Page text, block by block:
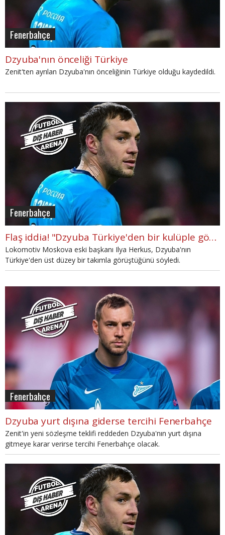
Fenerbahçe
Dzyuba'nın önceliği Türkiye
Zenit'ten ayrılan Dzyuba'nın önceliğinin Türkiye olduğu kaydedildi.
Fenerbahçe
Flaş iddia! "Dzyuba Türkiye'den bir kulüple görüşüyor"
Lokomotiv Moskova eski başkanı Ilya Herkus, Dzyuba'nın
Türkiye'den üst düzey bir takımla görüştüğünü söyledi.
Fenerbahçe
Dzyuba yurt dışına giderse tercihi Fenerbahçe
Zenit'in yeni sözleşme teklifi reddeden Dzyuba'nın yurt dışına
gitmeye karar verirse tercihi Fenerbahçe olacak.